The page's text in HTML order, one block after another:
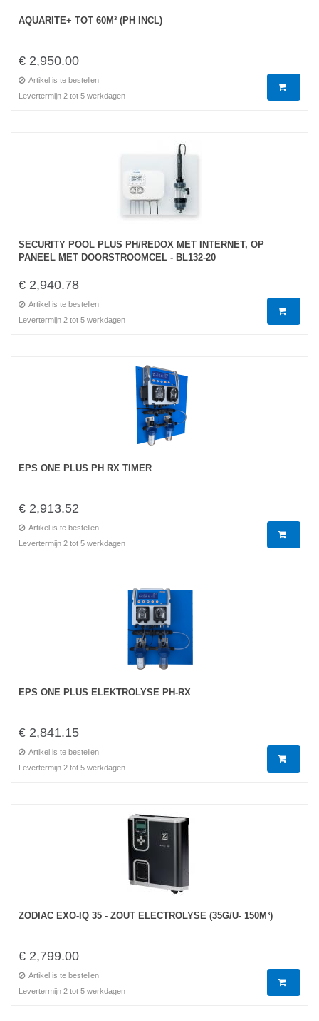
AQUARITE+ TOT 60M³ (PH INCL)
€ 2,950.00
Artikel is te bestellen
Levertermijn 2 tot 5 werkdagen
SECURITY POOL PLUS PH/REDOX MET INTERNET, OP
PANEEL MET DOORSTROOMCEL - BL132-20
€ 2,940.78
Artikel is te bestellen
Levertermijn 2 tot 5 werkdagen
EPS ONE PLUS PH RX TIMER
€ 2,913.52
Artikel is te bestellen
Levertermijn 2 tot 5 werkdagen
EPS ONE PLUS ELEKTROLYSE PH-RX
€ 2,841.15
Artikel is te bestellen
Levertermijn 2 tot 5 werkdagen
ZODIAC EXO-IQ 35 - ZOUT ELECTROLYSE (35G/U- 150M³)
€ 2,799.00
Artikel is te bestellen
Levertermijn 2 tot 5 werkdagen